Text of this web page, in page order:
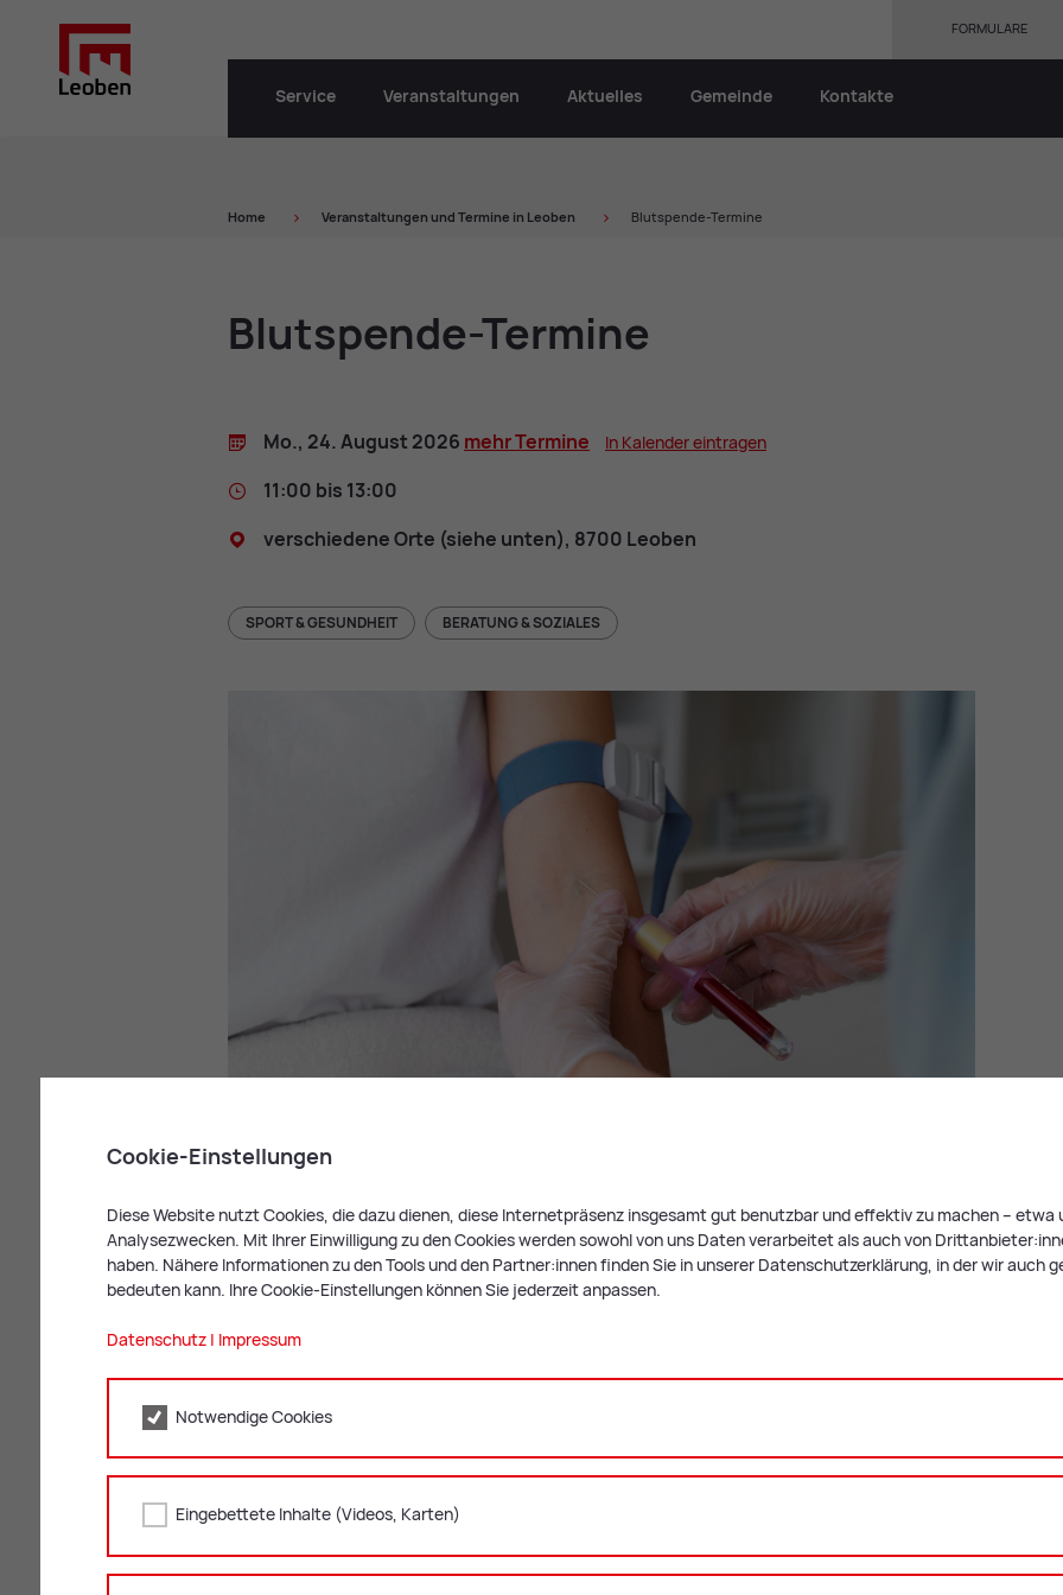
Service Veranstaltungen Aktuelles Gemeinde Kontakte
FORMULARE
Home Ver­an­stal­tun­gen und Ter­mi­ne in Leo­ben Blutspende-Termine
Blut­spen­de-Ter­mi­ne
Mo., 24. Au­gust 2026 mehr Ter­mi­ne In Ka­len­der ein­tra­gen
11:00 bis 13:00
ver­schie­de­ne Orte (sie­he un­ten), 8700 Leo­ben
SPORT & GESUNDHEIT BERATUNG & SOZIALES
Bild: freepik
Ak­tu­el­le Blut­spen­de­ter­mi­ne in Leo­ben:
Blutspenden dürfen Personen zwischen dem 18. und 70. Geburtstag, die gewisse gesundheitliche
Spende das 60. Lebensjahr noch nicht vollendet haben.
Ro­tes Kreuz: In­fos rund ums Blut­spen­den
Mehr Ter­mi­ne ver­füg­bar
Cookie-Einstellungen
Diese Website nutzt Cookies, die dazu dienen, diese Internetpräsenz insgesamt gut benutzbar und effektiv zu machen –
Analysezwecken. Mit Ihrer Einwilligung zu den Cookies werden sowohl von uns Daten verarbeitet als auch von
haben. Nähere Informationen zu den Tools und den Partner:innen finden Sie in unserer Datenschutzerklärung, in der wir auch
bedeuten kann. Ihre Cookie-Einstellungen können Sie jederzeit anpassen.
Datenschutz| Impressum
Notwendige Cookies
Eingebettete Inhalte (Videos, Karten)